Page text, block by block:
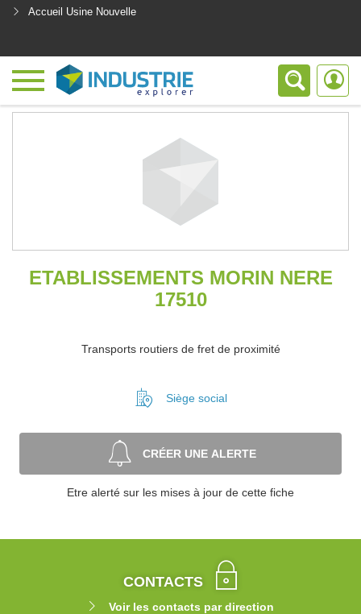
Accueil Usine Nouvelle
ETABLISSEMENTS MORIN NERE
17510
Transports routiers de fret de proximité
Siège social
CRÉER UNE ALERTE
Etre alerté sur les mises à jour de cette fiche
CONTACTS
Voir les contacts par direction